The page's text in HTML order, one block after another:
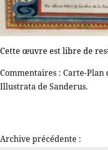
Cette œuvre est libre de
Commentaires : Carte-Plan
Illustrata de Sanderus.
Archive précédente :